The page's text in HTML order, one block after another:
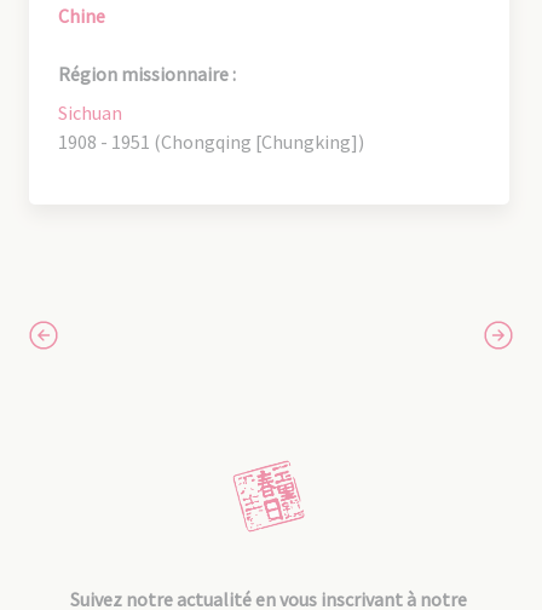
Chine
Région missionnaire :
Sichuan
1908 - 1951 (Chongqing [Chungking])
Suivez notre actualité en vous inscrivant à notre